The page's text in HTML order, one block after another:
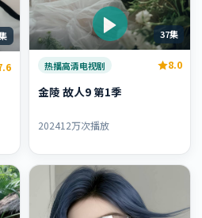
37集
热播高清电视剧 8.0
金陵 故人9 第1季
202412万次播放